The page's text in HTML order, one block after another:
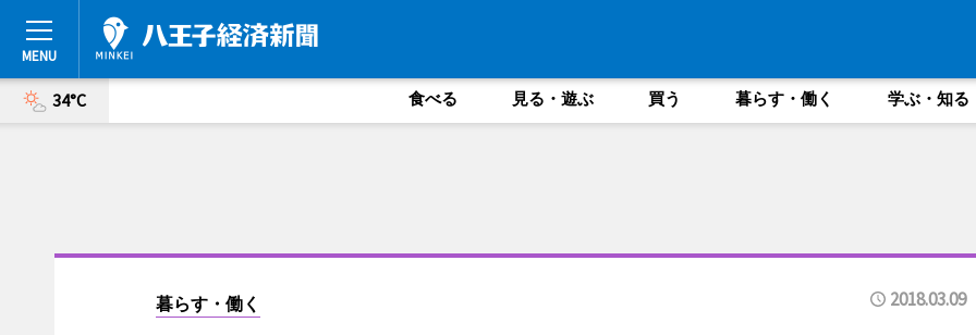
34°C 食べる 見る・遊ぶ 買う 暮らす・働く 学ぶ・知る
暮らす・働く 2018.03.09